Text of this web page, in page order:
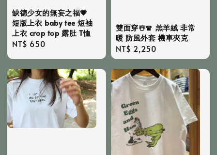
缺德少女的無妄之福💗
短版上衣 baby tee 短袖
上衣 crop top 露肚 T恤
Regular
NT$ 650
雙面穿☃️🧣 羔羊絨 非常
暖 防風外套 機車夾克
Regular
price
NT$ 2,250